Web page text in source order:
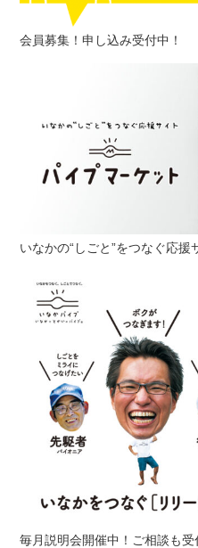
会員募集！申し込み受付中！
いなかの“しごと”をつなぐ応援
毎月説明会開催中！ご相談も受